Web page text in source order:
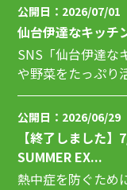
公開日：2026/07/01
仙台伊達なキッチ
SNS「仙台伊達な
や野菜をたっぷり
シピ、健康コラム
公開日：2026/06/29
【終了しました
SUMMER EX...
熱中症を防ぐため